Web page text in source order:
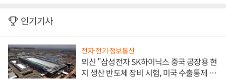
인기기사
전자·전기·정보통신
외신 "삼성전자 SK하이닉스 중국 공장용 현
지 생산 반도체 장비 시험, 미국 수출통제 대